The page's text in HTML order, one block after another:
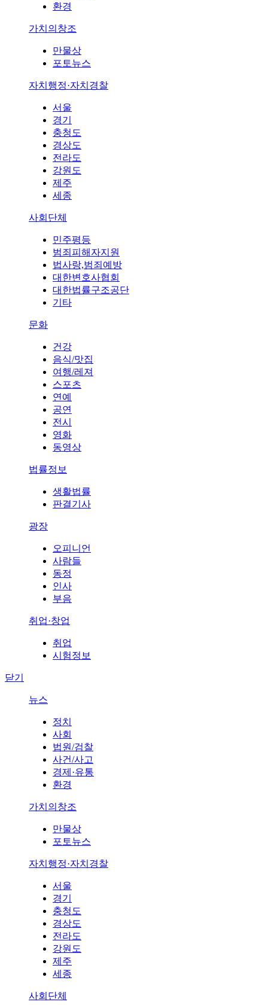
환경
가치의창조
만물상
포토뉴스
자치행정·자치경찰
서울
경기
충청도
경상도
전라도
강원도
제주
세종
사회단체
민주평등
범죄피해자지원
법사랑,범죄예방
대한변호사협회
대한법률구조공단
기타
문화
건강
음식/맛집
여행/레져
스포츠
연예
공연
전시
영화
동영상
법률정보
생활법률
판결기사
광장
오피니언
사람들
동정
인사
부음
취업·창업
취업
시험정보
닫기
뉴스
정치
사회
법원/검찰
사건/사고
경제·유통
환경
가치의창조
만물상
포토뉴스
자치행정·자치경찰
서울
경기
충청도
경상도
전라도
강원도
제주
세종
사회단체